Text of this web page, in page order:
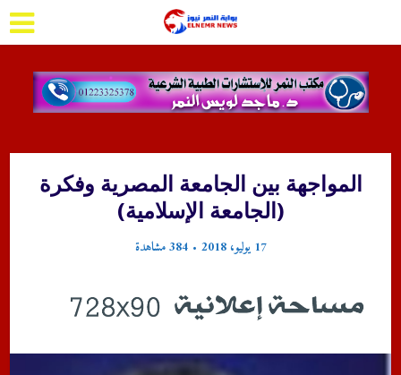
المواجهة بين الجامعة المصرية وفكرة
(الجامعة الإسلامية)
17 يوليو، 2018 384 مشاهدة